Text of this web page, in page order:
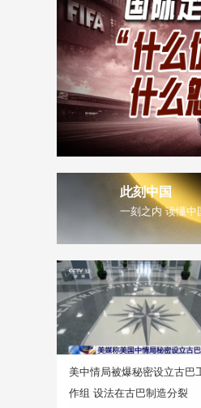
此刻中国
一刻之内 读懂中
美中情局被爆秘密设立古巴
作组 设法在古巴制造分裂